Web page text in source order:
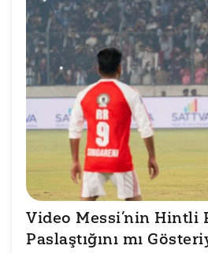
Video Messi’nin Hintli
Paslaştığını mı